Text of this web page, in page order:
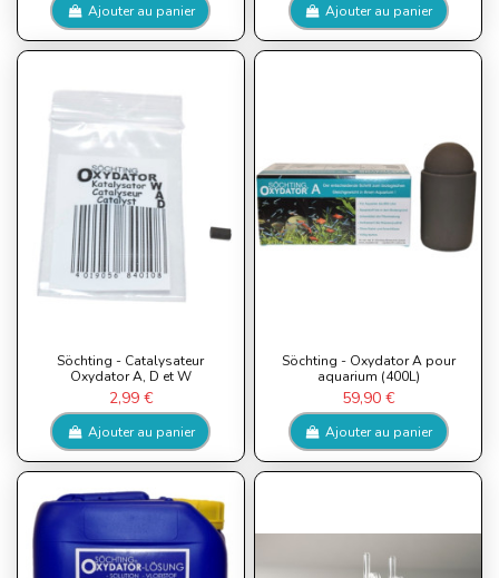
Ajouter au panier Ajouter au panier
Söchting - Catalysateur
Oxydator A, D et W
2,99 €
Ajouter au panier
Söchting - Oxydator A pour
aquarium (400L)
59,90 €
Ajouter au panier